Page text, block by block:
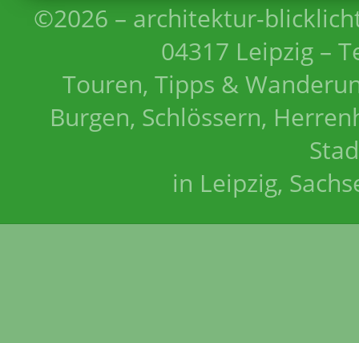
©2026 – architektur-
04317 Leipzig –
Touren, Tipps &
Burgen, Schlössern,
in Leipzig,